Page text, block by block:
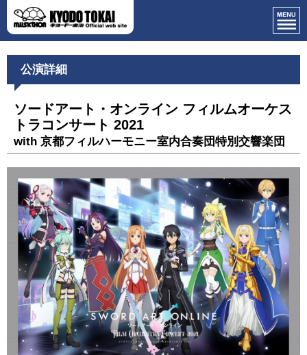
公演詳細
ソードアート・オンライン フィルムオーケス
トラコンサート 2021
with 京都フィルハーモニー室内合奏団特別交響楽団